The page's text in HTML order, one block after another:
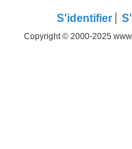
S'identifier
Copyright © 2000-2025